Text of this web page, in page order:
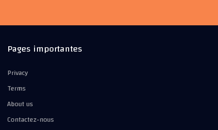
Pages importantes
Privacy
Terms
About us
Contactez-nous